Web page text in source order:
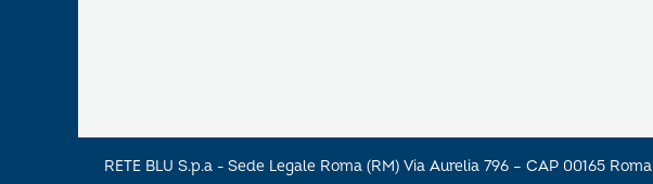
RETE BLU S.p.a - Sede Legale Roma (RM) Via Aurelia 796 – CAP 00165 Roma